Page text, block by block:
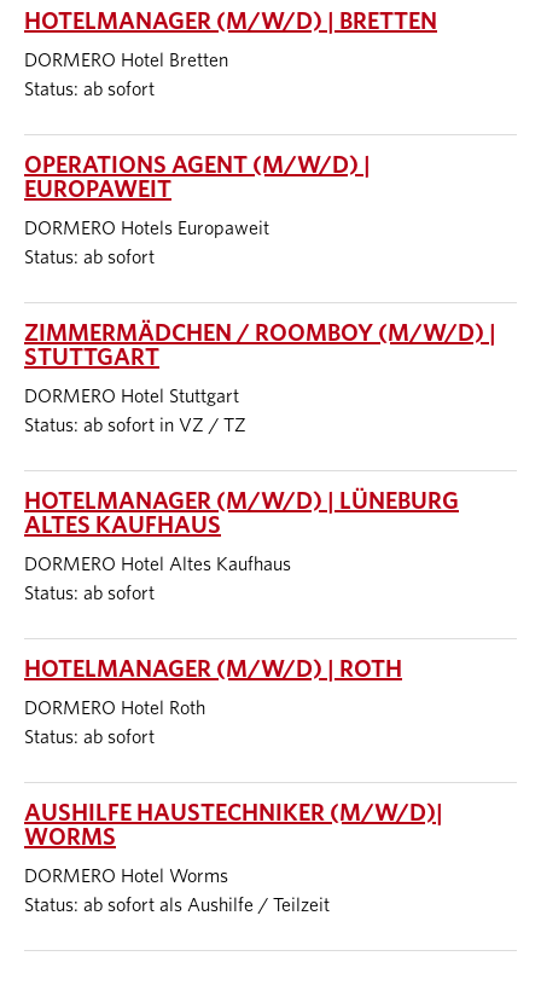
HOTELMANAGER (M/W/D) | BRETTEN
DORMERO Hotel Bretten
Status: ab sofort
OPERATIONS AGENT (M/W/D) |
EUROPAWEIT
DORMERO Hotels Europaweit
Status: ab sofort
ZIMMERMÄDCHEN / ROOMBOY (M/W/D) |
STUTTGART
DORMERO Hotel Stuttgart
Status: ab sofort in VZ / TZ
HOTELMANAGER (M/W/D) | LÜNEBURG
ALTES KAUFHAUS
DORMERO Hotel Altes Kaufhaus
Status: ab sofort
HOTELMANAGER (M/W/D) | ROTH
DORMERO Hotel Roth
Status: ab sofort
AUSHILFE HAUSTECHNIKER (M/W/D)|
WORMS
DORMERO Hotel Worms
Status: ab sofort als Aushilfe / Teilzeit